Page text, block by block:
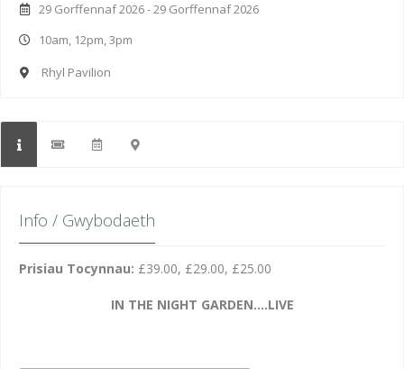
29 Gorffennaf 2026 - 29 Gorffennaf 2026
10am, 12pm, 3pm
Rhyl Pavilion
Info / Gwybodaeth
Prisiau Tocynnau: £39.00, £29.00, £25.00
IN THE NIGHT GARDEN….LIVE